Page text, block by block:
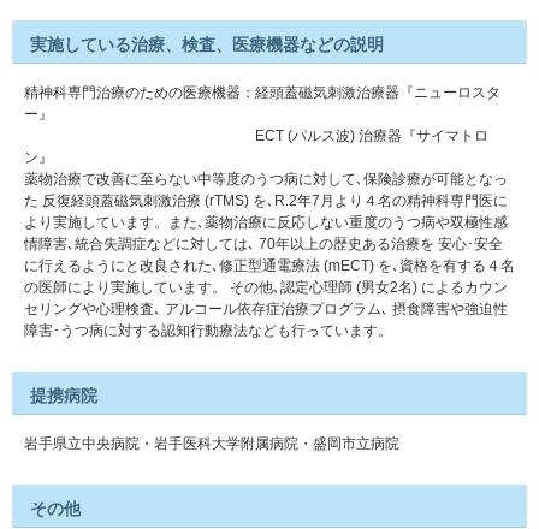
実施している治療、検査、医療機器などの説明
精神科専門治療のための医療機器：経頭蓋磁気刺激治療器『ニューロスタ
ー』
ECT (パルス波) 治療器『サイマトロ
ン』
薬物治療で改善に至らない中等度のうつ病に対して､保険診療が可能となっ
た 反復経頭蓋磁気刺激治療 (rTMS) を､R.2年7月より４名の精神科専門医に
より実施しています。また､薬物治療に反応しない重度のうつ病や双極性感
情障害､統合失調症などに対しては､ 70年以上の歴史ある治療を 安心･安全
に行えるようにと改良された､修正型通電療法 (mECT) を､資格を有する４名
の医師により実施しています。 その他､認定心理師 (男女2名) によるカウン
セリングや心理検査､ アルコール依存症治療プログラム､ 摂食障害や強迫性
障害･うつ病に対する認知行動療法なども行っています。
提携病院
岩手県立中央病院・岩手医科大学附属病院・盛岡市立病院
その他